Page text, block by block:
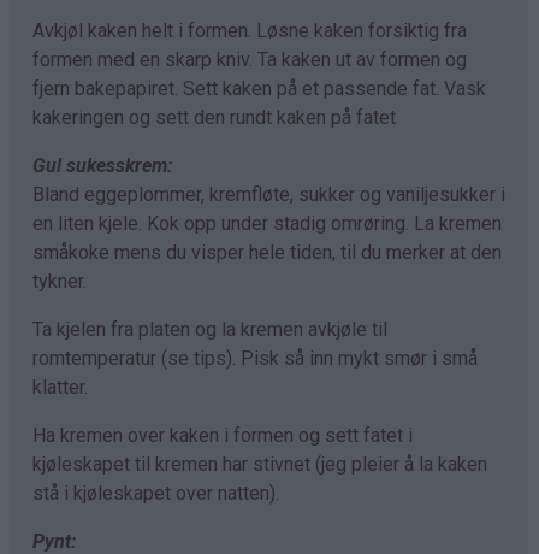
Avkjøl kaken helt i formen. Løsne kaken forsiktig fra
formen med en skarp kniv. Ta kaken ut av formen og
fjern bakepapiret. Sett kaken på et passende fat. Vask
kakeringen og sett den rundt kaken på fatet
Gul sukesskrem:
Bland eggeplommer, kremfløte, sukker og vaniljesukker i
en liten kjele. Kok opp under stadig omrøring. La kremen
småkoke mens du visper hele tiden, til du merker at den
tykner.
Ta kjelen fra platen og la kremen avkjøle til
romtemperatur (se tips). Pisk så inn mykt smør i små
klatter.
Ha kremen over kaken i formen og sett fatet i
kjøleskapet til kremen har stivnet (jeg pleier å la kaken
stå i kjøleskapet over natten).
Pynt: